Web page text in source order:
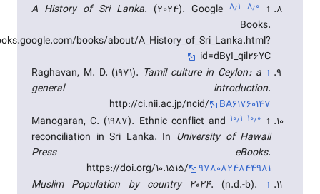
↑
۸٫۰ ۸٫۱ A History of Sri Lanka. (2024). Google
Books.
books/about/A_History_of_Sri_Lanka.html?
id=dByI_qil26YC
↑
Raghavan, M. D. (1971). Tamil culture in Ceylon : a
general introduction.
http://ci.nii.ac.jp/ncid/
BA61760147
↑ ۱۰٫۰ ۱۰٫۱
Manogaran, C. (1987). Ethnic conflict and
reconciliation in Sri Lanka. In University of Hawaii
Press eBooks.
https://doi.org/10.1515/
9780824844981
↑
Muslim Population by country 2024. (n.d.-b).